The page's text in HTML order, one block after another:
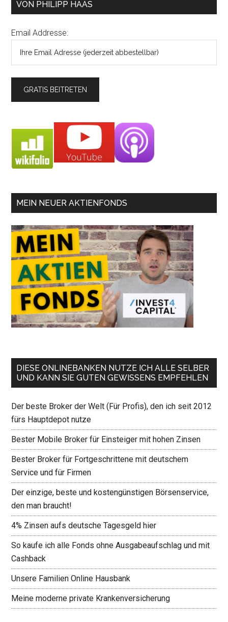
VON PHILIPP HAAS
Email Addresse:
MEIN NEUER AKTIENFONDS
DIESE ONLINEBANKEN NUTZE ICH ALLE SELBER
UND KANN SIE GUTEN GEWISSENS EMPFEHLEN
Der beste Broker der Welt (Für Profis), den ich seit 2012
fürs Hauptdepot nutze
Bester Mobile Broker für Einsteiger mit hohen Zinsen
Bester Broker für Fortgeschrittene mit deutschem
Service und für Firmen
Der einzige, beste und kostengünstigen Börsenservice,
den man braucht!
4% Zinsen aufs deutsche Tagesgeld hier
So kaufe ich alle Fonds ohne Ausgabeaufschlag und mit
Cashback
Unsere Familien Online Hausbank
Meine moderne private Krankenversicherung